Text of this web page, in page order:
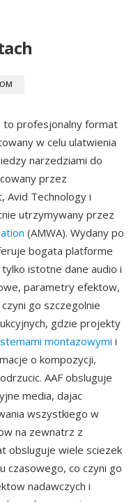
to profesjonalny format
w celu ulatwienia
narzedziami do
przez
Avid Technology i
utrzymywany przez
(AMWA). Wydany po
bogata platforme
istotne dane audio i
parametry efektow,
go szczegolnie
gdzie projekty
montazowymi i
o kompozycji,
AAF obsluguje
media, dajac
wszystkiego w
na zewnatrz z
obsluguje wiele sciezek
czasowego, co czyni go
nadawczych i